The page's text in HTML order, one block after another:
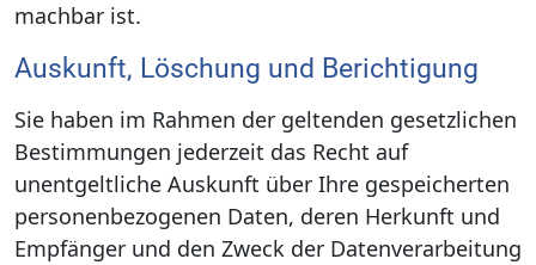
machbar ist.
Auskunft, Löschung und Berichtigung
Sie haben im Rahmen der geltenden gesetzlichen
Bestimmungen jederzeit das Recht auf
unentgeltliche Auskunft über Ihre gespeicherten
personenbezogenen Daten, deren Herkunft und
Empfänger und den Zweck der Datenverarbeitung